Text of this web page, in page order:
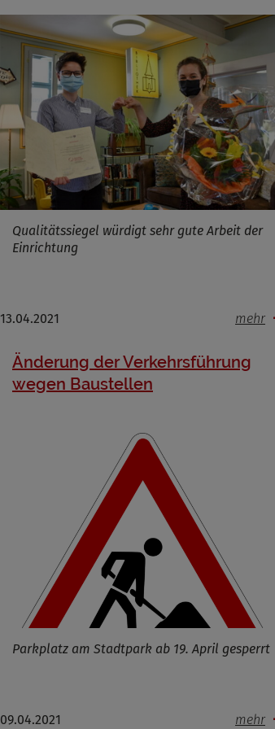
Qualitätssiegel würdigt sehr gute Arbeit der
Einrichtung
13.04.2021 mehr
Änderung der Verkehrsführung
wegen Baustellen
Parkplatz am Stadtpark ab 19. April gesperrt
09.04.2021 mehr
Infos schließen